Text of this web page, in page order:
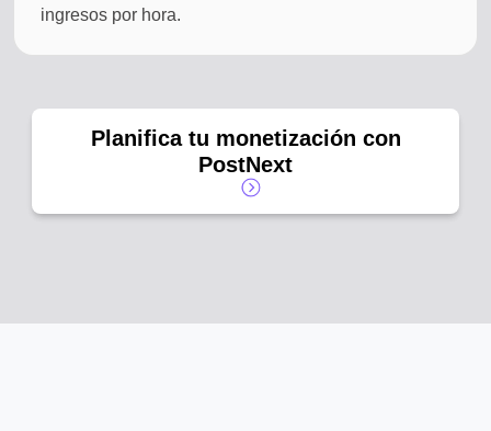
ingresos por hora.
Planifica tu monetización con
PostNext